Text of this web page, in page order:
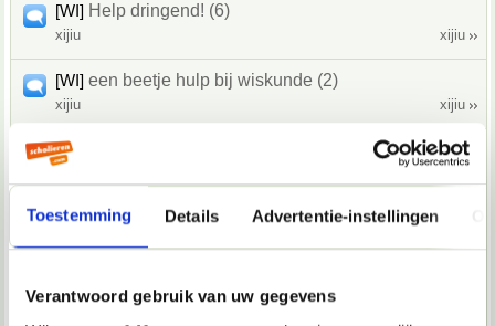
Toestemming Details Advertentie-instellingen
Verantwoord gebruik van uw gegevens
[WI] Help dringend! (6)
xijiu xijiu
[WI] een beetje hulp bij wiskunde (2)
xijiu xijiu
[Poll] [WI]
[WI]Vraag over wiskunde (2)
04Jules 04Jules
[WI]oplossing som met letters (1)